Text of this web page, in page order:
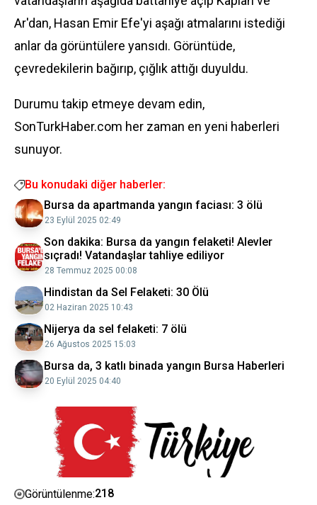
Ar'dan, Hasan Emir Efe'yi aşağı atmalarını istediği
anlar da görüntülere yansıdı. Görüntüde,
çevredekilerin bağırıp, çığlık attığı duyuldu.
Durumu takip etmeye devam edin,
SonTurkHaber.com her zaman en yeni haberleri
sunuyor.
Bu konudaki diğer haberler:
Bursa da apartmanda yangın faciası: 3 ölü
23 Eylül 2025 02:49
Son dakika: Bursa da yangın felaketi! Alevler
sıçradı! Vatandaşlar tahliye ediliyor
28 Temmuz 2025 00:08
Hindistan da Sel Felaketi: 30 Ölü
02 Haziran 2025 10:43
Nijerya da sel felaketi: 7 ölü
26 Ağustos 2025 15:03
Bursa da, 3 katlı binada yangın Bursa Haberleri
20 Eylül 2025 04:40
Görüntülenme:218